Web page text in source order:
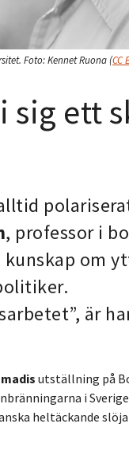
Foto:Kennet Ruona(CC
sig ett
, professor i
om
är
utställning på
i
heltäckande